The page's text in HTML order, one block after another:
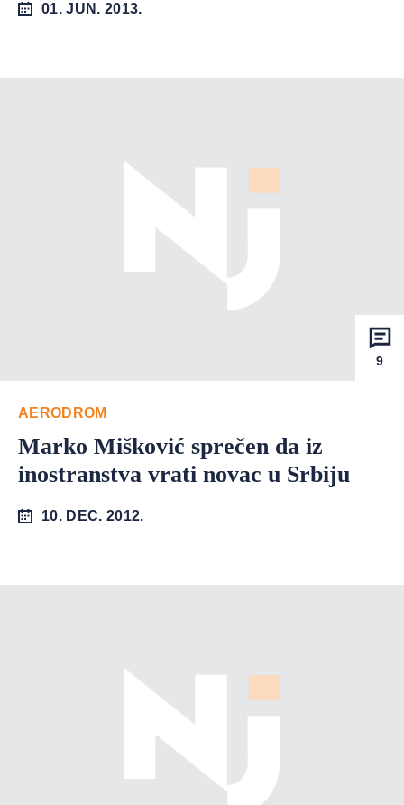
01. JUN. 2013.
9
AERODROM
Marko Mišković sprečen da iz
inostranstva vrati novac u Srbiju
10. DEC. 2012.